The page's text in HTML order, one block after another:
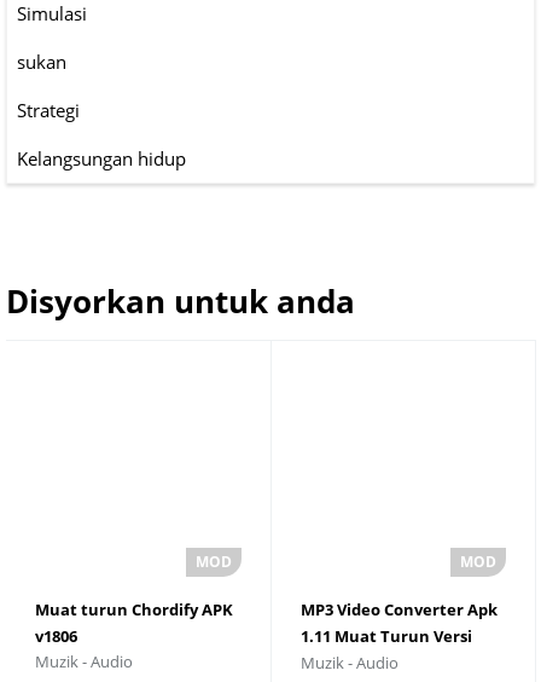
Simulasi
sukan
Strategi
Kelangsungan hidup
Disyorkan untuk anda
Muat turun Chordify APK
v1806
Muzik - Audio
MP3 Video Converter Apk
1.11 Muat Turun Versi
Terkini
Muzik - Audio